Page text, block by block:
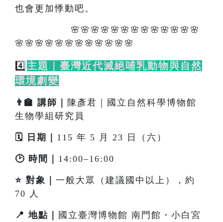
也會更加悸動吧。
🌸🌸🌸🌸🌸🌸🌸🌸🌸🌸🌸🌸🌸
🌸🌸🌸🌸🌸🌸🌸🌸🌸🌸🌸🌸
4️⃣ 主題｜臺灣近代滅絕哺乳動物與自然
環境劇變
👨‍🏫 講師｜ 陳彥君｜國立自然科學博物館
生物學組研究員
🗓️ 日期｜ 115 年 5 月 23 日（六）
🕑 時間｜ 14:00–16:00
⭐ 對象｜ 一般大眾（建議國中以上），約
70 人
📍 地點｜ 國立臺灣博物館 南門館・小白宮